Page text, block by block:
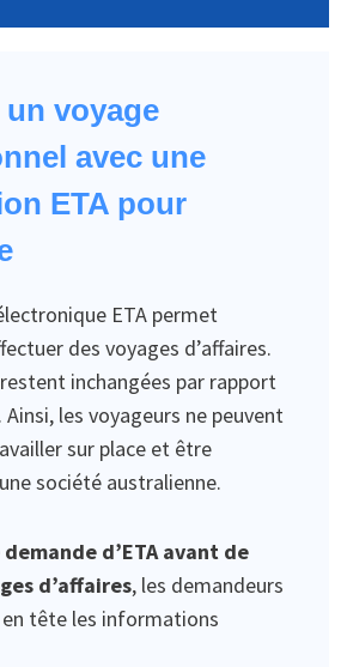
voyage
avec une
ETA pour
ETA permet
des voyages d’affaires.
inchangées par rapport
Ainsi, les voyageurs ne peuvent
sur place et être
société australienne.
d’ETA avant de
d’affaires, les demandeurs
tête les informations